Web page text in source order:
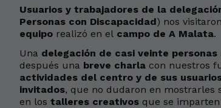
Usuarios y trabajadores de la
Personas con Discapacidad) nos
equipo realizó en el campo de A Malata.
Una delegación de casi veinte personas
después una breve charla con nuestros
actividades del centro y de sus
invitados, que no dudaron en mostrarles
en los talleres creativos que se